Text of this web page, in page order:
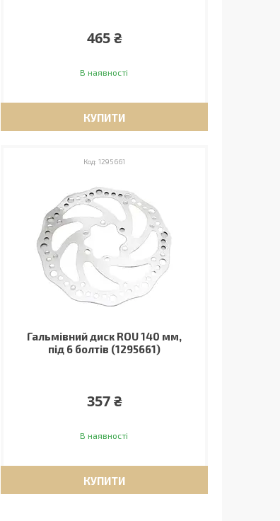
465 ₴
В наявності
КУПИТИ
1295661
Гальмівний диск ROU 140 мм,
під 6 болтів (1295661)
357 ₴
В наявності
КУПИТИ